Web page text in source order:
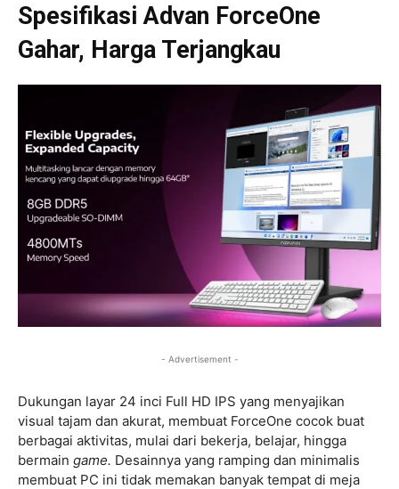
Spesifikasi Advan ForceOne
Gahar, Harga Terjangkau
- Advertisement -
Dukungan layar 24 inci Full HD IPS yang menyajikan
visual tajam dan akurat, membuat ForceOne cocok buat
berbagai aktivitas, mulai dari bekerja, belajar, hingga
bermain game. Desainnya yang ramping dan minimalis
membuat PC ini tidak memakan banyak tempat di meja